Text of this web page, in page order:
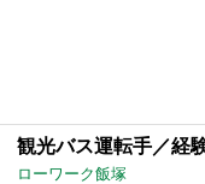
観光バス運転手／経
ローワーク飯塚